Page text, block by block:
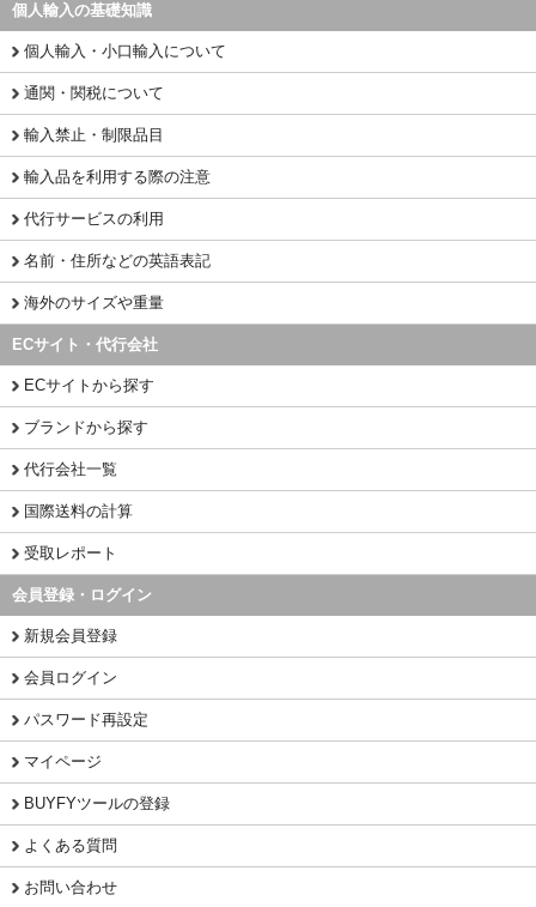
個人輸入の基礎知識
個人輸入・小口輸入について
通関・関税について
輸入禁止・制限品目
輸入品を利用する際の注意
代行サービスの利用
名前・住所などの英語表記
海外のサイズや重量
ECサイト・代行会社
ECサイトから探す
ブランドから探す
代行会社一覧
国際送料の計算
受取レポート
会員登録・ログイン
新規会員登録
会員ログイン
パスワード再設定
マイページ
BUYFYツールの登録
よくある質問
お問い合わせ